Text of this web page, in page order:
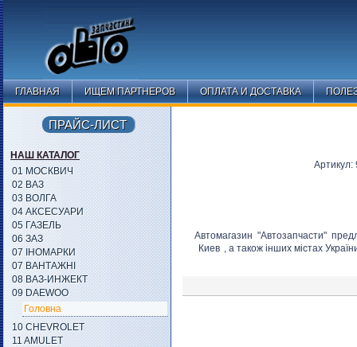
ГЛАВНАЯ ИЩЕМ ПАРТНЕРОВ ОПЛАТА И ДОСТАВКА
Автомагазин "Автозапчасти"
Киев , а також інших містах
ПРАЙС-ЛИСТ
НАШ КАТАЛОГ
01 МОСКВИЧ
02 ВАЗ
03 ВОЛГА
04 АКСЕСУАРИ
05 ГАЗЕЛЬ
06 ЗАЗ
07 ІНОМАРКИ
07 ВАНТАЖНІ
08 ВАЗ-ИНЖЕКТ
09 DAEWOO
Головна
10 CHEVROLET
11 AMULET